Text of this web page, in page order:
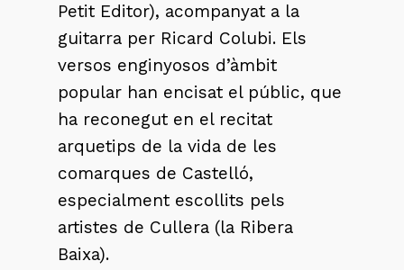
Petit Editor), acompanyat a la
guitarra per Ricard Colubi. Els
versos enginyosos d’àmbit
popular han encisat el públic, que
ha reconegut en el recitat
arquetips de la vida de les
comarques de Castelló,
especialment escollits pels
artistes de Cullera (la Ribera
Baixa).